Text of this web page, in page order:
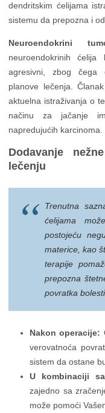
dendritskim ćelijama
sistemu da prepozna i
Neuroendokrini
neuroendokrinih
agresivni, zbog čega
planove lečenja.
aktuelna istraživanja o
načinu za jačanje
napredujućih karcinoma.
Dodavanje
lečenju
Trenutna
ćelijama
postojeću
materice, kao
terapije
prepozna
povratka bolesti.
Nakon operacije:
verovatnoća
sistem da ostane
U kombinaciji
zajedno sa
može pomoći